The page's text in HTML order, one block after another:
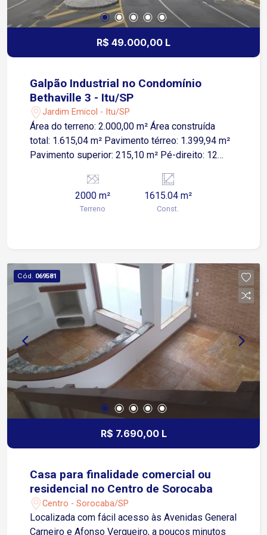
visita e conheça o espaço ideal para o
crescimento da sua empresa!
R$ 49.000,00 L
Galpão Industrial no Condomínio
Bethaville 3 - Itu/SP
Jardim Emicol - Itu/SP
Área do terreno: 2.000,00 m² Área construída
total: 1.615,04 m² Pavimento térreo: 1.399,94 m²
Pavimento superior: 215,10 m² Pé-direito: 12
artesiano Caixa reserva de água: 45.000 litros
Elevador para 4 pessoas O empreendimento
oferece uma estrutura completa para instalação e
adequado para indústrias, centros de distribuição,
logística, armazenagem, operações comerciais e
empresas que necessitam de uma estrutura
ampla e segura.
2000 m²
Terreno
1615.04 m²
Const.
Cód. 069581
R$ 7.690,00 L
Casa para finalidade comercial ou
residencial no Centro de Sorocaba
Centro - Sorocaba/SP
Localizada com fácil acesso às Avenidas General
Carneiro e Afonso Vergueiro, a poucos minutos